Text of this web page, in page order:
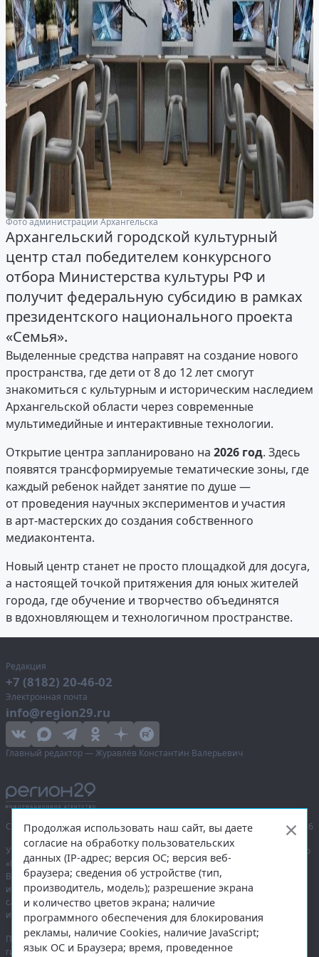
Фото администрации Архангельска
Архангельский городской культурный
центр стал победителем конкурсного
отбора Министерства культуры РФ и
получит федеральную субсидию в рамках
президентского национального проекта
«Семья».
Выделенные средства направят на создание нового
пространства, где дети от 8 до 12 лет смогут
знакомиться с культурным и историческим наследием
Архангельской области через современные
мультимедийные и интерактивные технологии.
Открытие центра запланировано на 2026 год. Здесь
появятся трансформируемые тематические зоны, где
каждый ребенок найдет занятие по душе —
от проведения научных экспериментов и участия
в арт-мастерских до создания собственного
медиаконтента.
Новый центр станет не просто площадкой для досуга,
а настоящей точкой притяжения для юных жителей
города, где обучение и творчество объединятся
в вдохновляющем и технологичном пространстве.
Редакция
+7 (8182) 20-46-02
Электронная почта
info@region29.ru
Главный редактор — Журавлёв Константин Валерьевич
Сетевое издание «Информационное агентство Регион 29»,
© 2016–2026
Учредитель — общество с ограниченной ответственностью «Агентство
«Правда Севера».
Выписка из реестра зарегистрированных средств массовой
информации:ЭЛ № ФС 77-74226от 09.11.2018 выдано Федеральной
службой по надзору в сфере связи, информационных технологий
и массовых коммуникаций (Роскомнадзор).
При полном или частичном использовании любых материалов
гиперссылка на region29.ruобязательна. Копирование материалов без
Продолжая использовать наш сайт, вы даете
согласие на обработку пользовательских
данных (IP-адрес; версия ОС; версия веб-
браузера; сведения об устройстве (тип,
производитель, модель); разрешение экрана
и количество цветов экрана; наличие
программного обеспечения для блокирования
рекламы, наличие Cookies, наличие JavaScript;
язык ОС и Браузера; время, проведенное